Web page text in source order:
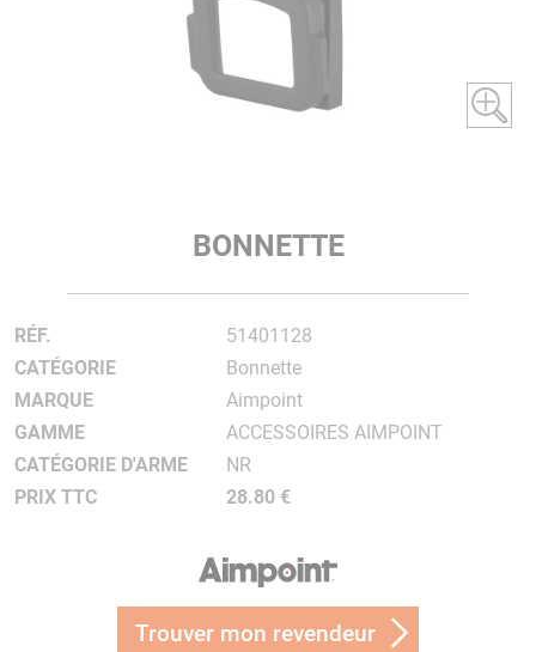
BONNETTE
RÉF.
51401128
CATÉGORIE
Bonnette
MARQUE
Aimpoint
GAMME
ACCESSOIRES AIMPOINT
CATÉGORIE D'ARME
NR
PRIX TTC
28.80 €
Trouver mon revendeur